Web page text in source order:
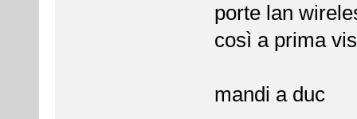
porte lan
così a prima
mandi a duc